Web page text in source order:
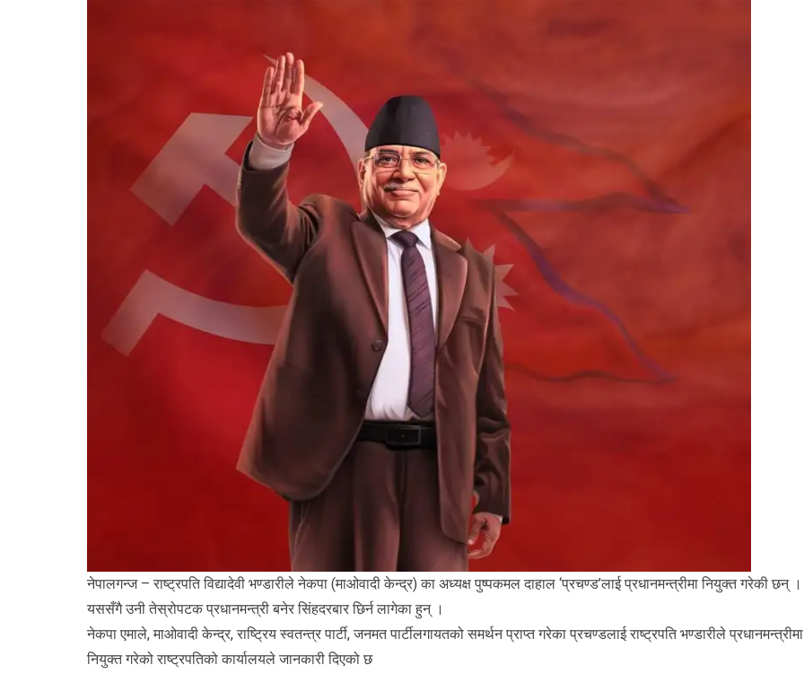
नेपालगन्ज – राष्ट्रपति विद्यादेवी भण्डारीले नेकपा (माओवादी केन्द्र) का अध्यक्ष पुष्पकमल दाहाल ‘प्रचण्ड’लाई प्रधानमन्त्रीमा नियुक्त गरेकी छन् ।
यससँगै उनी तेस्रोपटक प्रधानमन्त्री बनेर सिंहदरबार छिर्न लागेका हुन् ।
नेकपा एमाले, माओवादी केन्द्र, राष्ट्रिय स्वतन्त्र पार्टी, जनमत पार्टीलगायतको समर्थन प्राप्त गरेका प्रचण्डलाई राष्ट्रपति भण्डारीले प्रधानमन्त्रीमा
नियुक्त गरेको राष्ट्रपतिको कार्यालयले जानकारी दिएको छ